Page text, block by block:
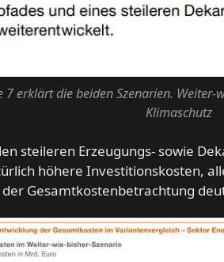
7 erklärt die beiden Szenarien. Weiter-
Klimaschutz
steileren Erzeugungs- sowie
höhere Investitionskosten,
der Gesamtkostenbetrachtung